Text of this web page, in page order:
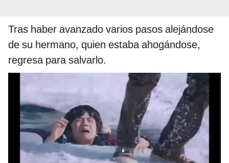
Tras haber avanzado varios pasos alejándose
de su hermano, quien estaba ahogándose,
regresa para salvarlo.